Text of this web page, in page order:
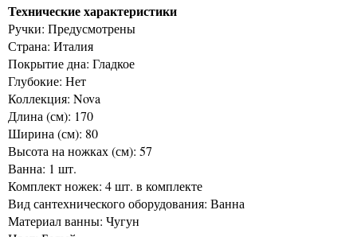
Технические характеристики
Ручки: Предусмотрены
Страна: Италия
Покрытие дна: Гладкое
Глубокие: Нет
Коллекция: Nova
Длина (см): 170
Ширина (см): 80
Высота на ножках (см): 57
Ванна: 1 шт.
Комплект ножек: 4 шт. в комплекте
Вид сантехнического оборудования: Ванна
Материал ванны: Чугун